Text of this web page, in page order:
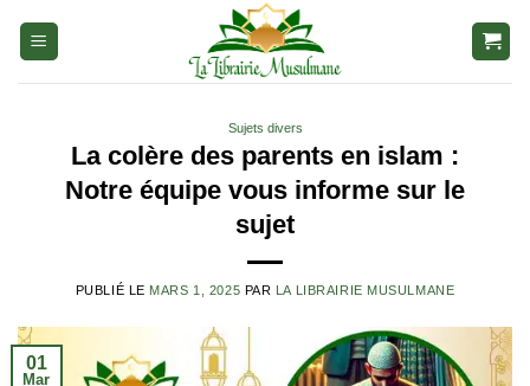
Sujets divers
La colère des parents en islam :
Notre équipe vous informe sur le
sujet
PUBLIÉ LE MARS 1, 2025 PAR LA LIBRAIRIE MUSULMANE
01
Mar